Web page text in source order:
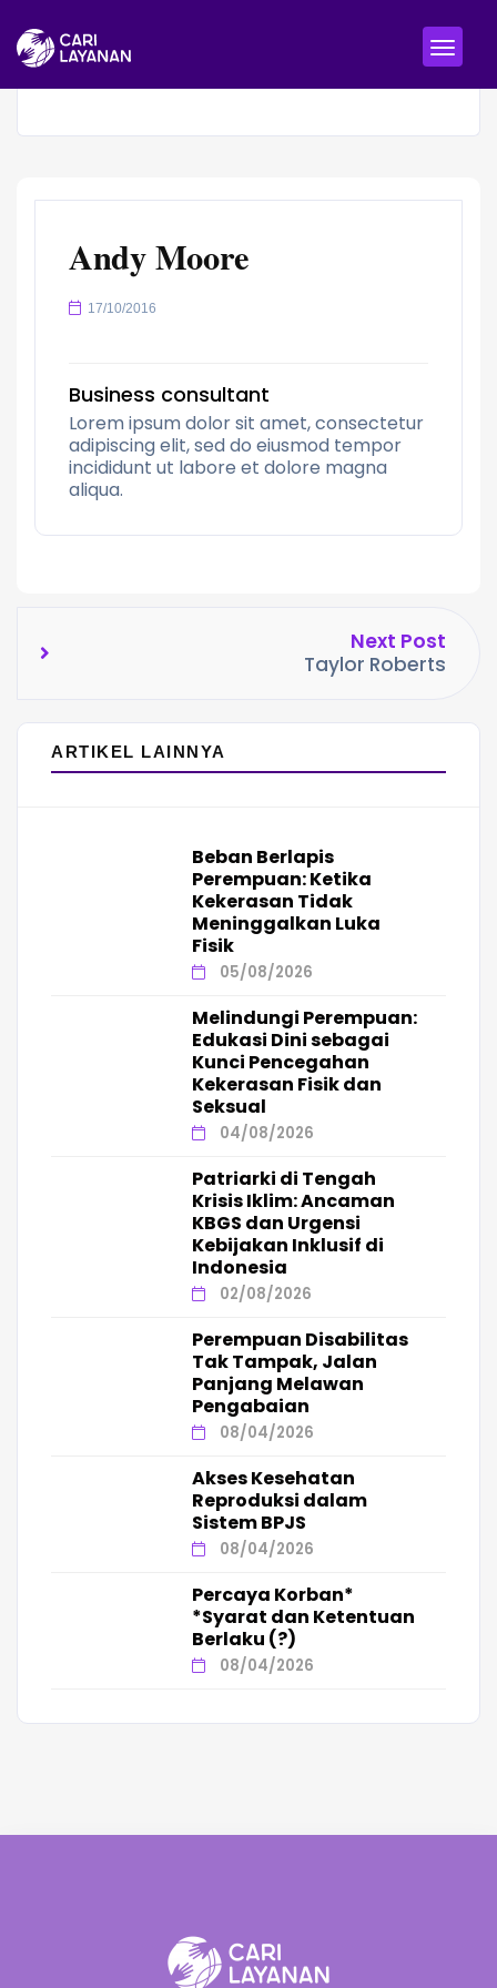
Andy Moore
17/10/2016
Business consultant
Lorem ipsum dolor sit amet, consectetur
adipiscing elit, sed do eiusmod tempor
incididunt ut labore et dolore magna
aliqua.
Next Post
Taylor Roberts
ARTIKEL LAINNYA
Beban Berlapis
Perempuan: Ketika
Kekerasan Tidak
Meninggalkan Luka
Fisik
05/08/2026
Melindungi Perempuan:
Edukasi Dini sebagai
Kunci Pencegahan
Kekerasan Fisik dan
Seksual
04/08/2026
Patriarki di Tengah
Krisis Iklim: Ancaman
KBGS dan Urgensi
Kebijakan Inklusif di
Indonesia
02/08/2026
Perempuan Disabilitas
Tak Tampak, Jalan
Panjang Melawan
Pengabaian
08/04/2026
Akses Kesehatan
Reproduksi dalam
Sistem BPJS
08/04/2026
Percaya Korban*
*Syarat dan Ketentuan
Berlaku (?)
08/04/2026